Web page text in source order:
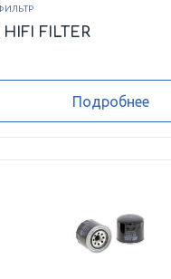
HIFI FILTER
Подробнее